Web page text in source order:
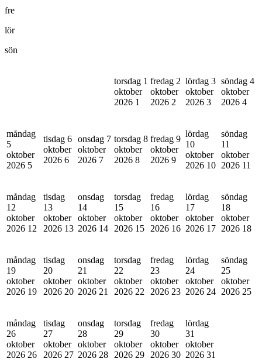
fre
lör
sön
torsdag 1
oktober
2026 1
fredag 2
oktober
2026 2
lördag 3
oktober
2026 3
söndag 4
oktober
2026 4
måndag
5
oktober
2026 5
tisdag 6
oktober
2026 6
onsdag 7
oktober
2026 7
torsdag 8
oktober
2026 8
fredag 9
oktober
2026 9
lördag
10
oktober
2026 10
söndag
11
oktober
2026 11
måndag
12
oktober
2026 12
tisdag
13
oktober
2026 13
onsdag
14
oktober
2026 14
torsdag
15
oktober
2026 15
fredag
16
oktober
2026 16
lördag
17
oktober
2026 17
söndag
18
oktober
2026 18
måndag
19
oktober
2026 19
tisdag
20
oktober
2026 20
onsdag
21
oktober
2026 21
torsdag
22
oktober
2026 22
fredag
23
oktober
2026 23
lördag
24
oktober
2026 24
söndag
25
oktober
2026 25
måndag
26
oktober
2026 26
tisdag
27
oktober
2026 27
onsdag
28
oktober
2026 28
torsdag
29
oktober
2026 29
fredag
30
oktober
2026 30
lördag
31
oktober
2026 31